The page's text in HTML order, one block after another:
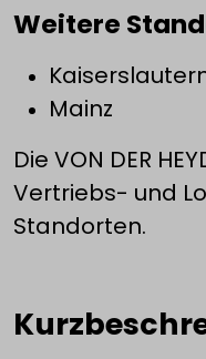
Weitere
Mainz
Die VON DER
Vertriebs- und
Standorten.